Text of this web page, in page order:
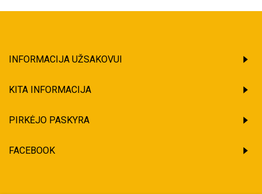
INFORMACIJA UŽSAKOVUI
KITA INFORMACIJA
PIRKĖJO PASKYRA
FACEBOOK